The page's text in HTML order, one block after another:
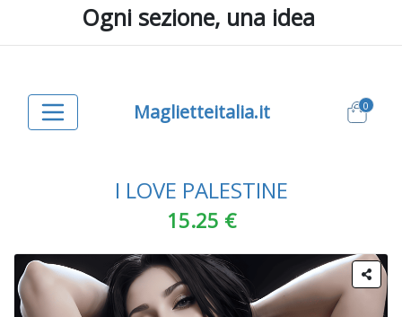
Ogni sezione, una idea
Maglietteitalia.it 0
I LOVE PALESTINE
15.25 €